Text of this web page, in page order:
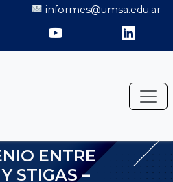
informes@umsa.edu.ar
ENTRE
STIGAS –